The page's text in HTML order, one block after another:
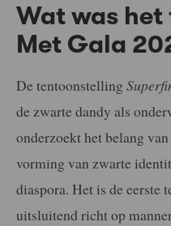
Wat was
Met Gala
De tentoonstelling
de zwarte dandy als
onderzoekt het belang
vorming van zwarte
diaspora. Het is de eerste
uitsluitend richt op